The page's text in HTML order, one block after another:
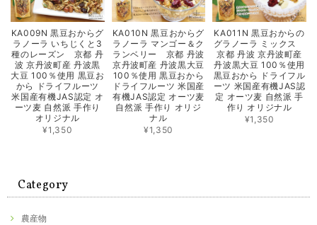
KA009N 黒豆おからグ
ラノーラ いちじくと3
種のレーズン 京都 丹
波 京丹波町産 丹波黒
大豆 100％使用 黒豆お
から ドライフルーツ
米国産有機JAS認定 オ
ーツ麦 自然派 手作り
オリジナル
¥1,350
KA010N 黒豆おからグ
ラノーラ マンゴー＆ク
ランベリー 京都 丹波
京丹波町産 丹波黒大豆
100％使用 黒豆おから
ドライフルーツ 米国産
有機JAS認定 オーツ麦
自然派 手作り オリジ
ナル
¥1,350
KA011N 黒豆おからの
グラノーラ ミックス
京都 丹波 京丹波町産
丹波黒大豆 100％使用
黒豆おから ドライフル
ーツ 米国産有機JAS認
定 オーツ麦 自然派 手
作り オリジナル
¥1,350
Category
農産物